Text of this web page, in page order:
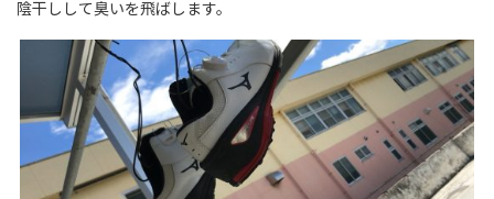
陰干しして臭いを飛ばします。